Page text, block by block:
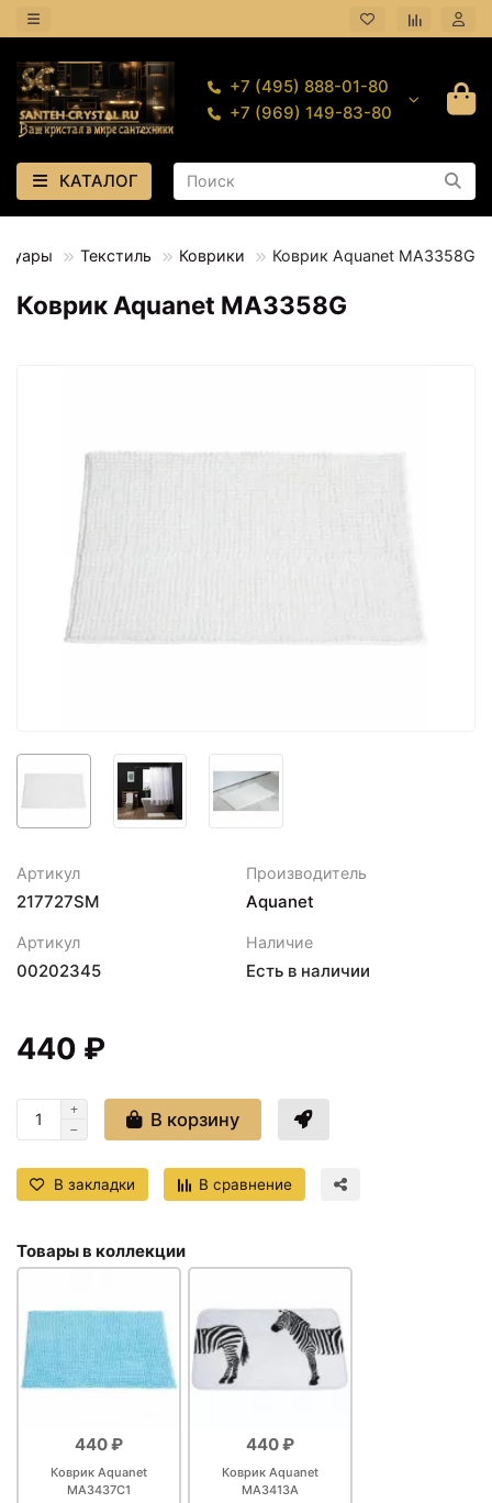
+7 (495) 888-01-80
+7 (969) 149-83-80
КАТАЛОГ
Текстиль Коврики Коврик Aquanet MA3358G
Коврик Aquanet MA3358G
Артикул
217727SM
Производитель
Aquanet
Артикул
00202345
Наличие
Есть в наличии
440 ₽
В корзину
В закладки В сравнение
Товары в коллекции
440 ₽
Коврик Aquanet
MA3437C1
440 ₽
Коврик Aquanet
MA3413A